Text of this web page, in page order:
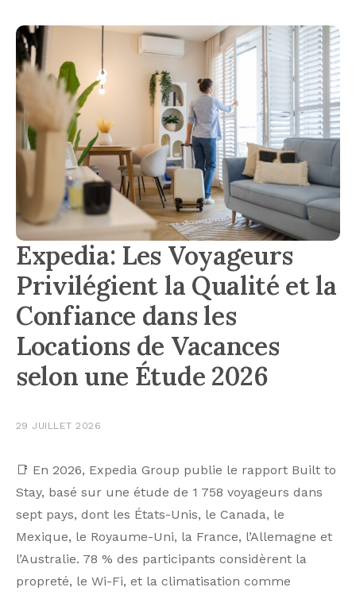
Expedia: Les Voyageurs
Privilégient la Qualité et la
Confiance dans les
Locations de Vacances
selon une Étude 2026
29 JUILLET 2026
📑 En 2026, Expedia Group publie le rapport Built to
Stay, basé sur une étude de 1 758 voyageurs dans
sept pays, dont les États-Unis, le Canada, le
Mexique, le Royaume-Uni, la France, l’Allemagne et
l’Australie. 78 % des participants considèrent la
propreté, le Wi-Fi, et la climatisation comme